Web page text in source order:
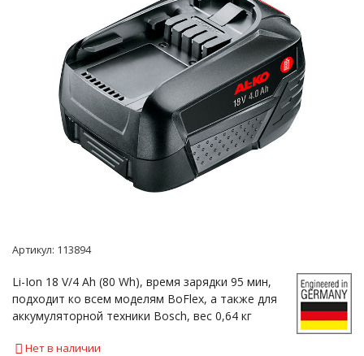
Артикул: 113894
Li-Ion 18 V/4 Ah (80 Wh), время зарядки 95 мин,
подходит ко всем моделям BoFlex, а также для
аккумуляторной техники Bosch, вес 0,64 кг
Нет в наличии